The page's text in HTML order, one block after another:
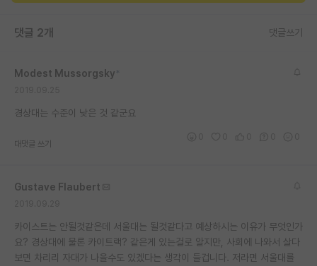
댓글 2개 댓글쓰기
Modest Mussorgsky
경상대는 수준이 낮은 것 같군요
대댓글 쓰기
Gustave Flaubert
카이스트는 안될것같은데 서울대는 될것같다고 예상하시는 이유가 무엇인가
요? 경상대에 물론 카이트랙? 같은게 있는걸로 알지만, 사회에 나와서 살다
보면 차리리 자대가 나을수도 있겠다는 생각이 들겁니다. 저라면 서울대를